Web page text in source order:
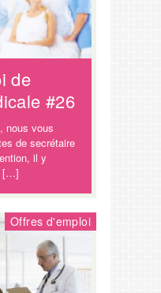
de
#26
nous vous
de secrétaire
il y
[…]
Offres d'emploi